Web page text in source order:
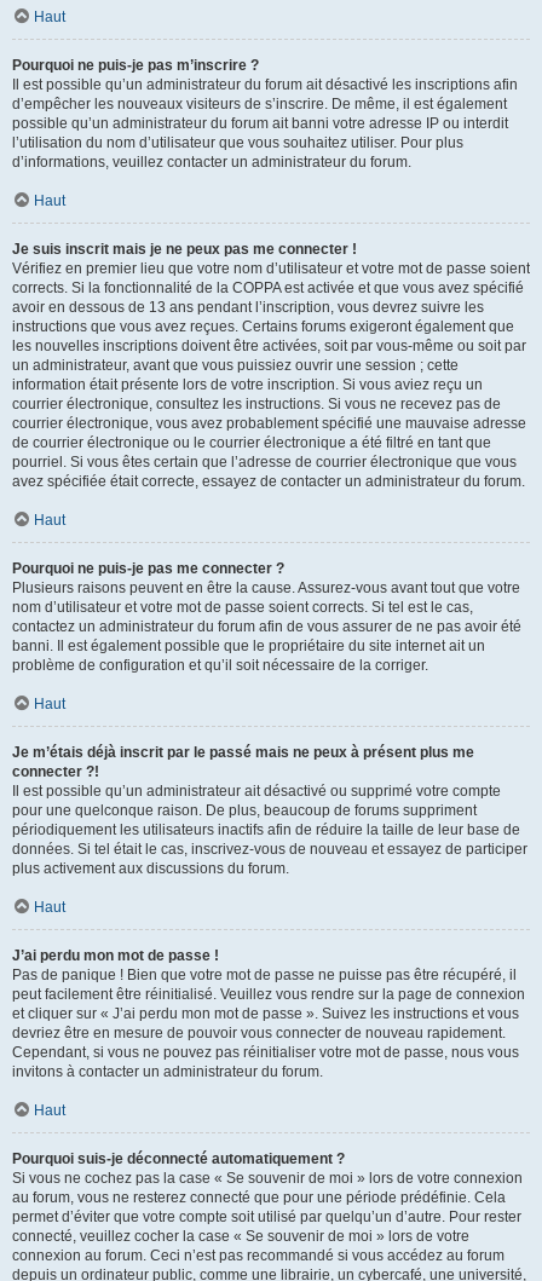
Haut
Pourquoi ne puis-je pas m’inscrire ?
Il est possible qu’un administrateur du forum ait désactivé les inscriptions afin
d’empêcher les nouveaux visiteurs de s’inscrire. De même, il est également
possible qu’un administrateur du forum ait banni votre adresse IP ou interdit
l’utilisation du nom d’utilisateur que vous souhaitez utiliser. Pour plus
d’informations, veuillez contacter un administrateur du forum.
Haut
Je suis inscrit mais je ne peux pas me connecter !
Vérifiez en premier lieu que votre nom d’utilisateur et votre mot de passe soient
corrects. Si la fonctionnalité de la COPPA est activée et que vous avez spécifié
avoir en dessous de 13 ans pendant l’inscription, vous devrez suivre les
instructions que vous avez reçues. Certains forums exigeront également que
les nouvelles inscriptions doivent être activées, soit par vous-même ou soit par
un administrateur, avant que vous puissiez ouvrir une session ; cette
information était présente lors de votre inscription. Si vous aviez reçu un
courrier électronique, consultez les instructions. Si vous ne recevez pas de
courrier électronique, vous avez probablement spécifié une mauvaise adresse
de courrier électronique ou le courrier électronique a été filtré en tant que
pourriel. Si vous êtes certain que l’adresse de courrier électronique que vous
avez spécifiée était correcte, essayez de contacter un administrateur du forum.
Haut
Pourquoi ne puis-je pas me connecter ?
Plusieurs raisons peuvent en être la cause. Assurez-vous avant tout que votre
nom d’utilisateur et votre mot de passe soient corrects. Si tel est le cas,
contactez un administrateur du forum afin de vous assurer de ne pas avoir été
banni. Il est également possible que le propriétaire du site internet ait un
problème de configuration et qu’il soit nécessaire de la corriger.
Haut
Je m’étais déjà inscrit par le passé mais ne peux à présent plus me
connecter ?!
Il est possible qu’un administrateur ait désactivé ou supprimé votre compte
pour une quelconque raison. De plus, beaucoup de forums suppriment
périodiquement les utilisateurs inactifs afin de réduire la taille de leur base de
données. Si tel était le cas, inscrivez-vous de nouveau et essayez de participer
plus activement aux discussions du forum.
Haut
J’ai perdu mon mot de passe !
Pas de panique ! Bien que votre mot de passe ne puisse pas être récupéré, il
peut facilement être réinitialisé. Veuillez vous rendre sur la page de connexion
et cliquer sur « J’ai perdu mon mot de passe ». Suivez les instructions et vous
devriez être en mesure de pouvoir vous connecter de nouveau rapidement.
Cependant, si vous ne pouvez pas réinitialiser votre mot de passe, nous vous
invitons à contacter un administrateur du forum.
Haut
Pourquoi suis-je déconnecté automatiquement ?
Si vous ne cochez pas la case « Se souvenir de moi » lors de votre connexion
au forum, vous ne resterez connecté que pour une période prédéfinie. Cela
permet d’éviter que votre compte soit utilisé par quelqu’un d’autre. Pour rester
connecté, veuillez cocher la case « Se souvenir de moi » lors de votre
connexion au forum. Ceci n’est pas recommandé si vous accédez au forum
depuis un ordinateur public, comme une librairie, un cybercafé, une université,